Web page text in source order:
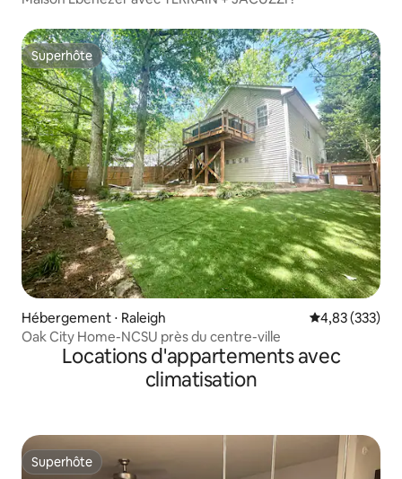
Superhôte
Superhôte
Hébergement ⋅ Raleigh Évaluation
4,83 (333)
Oak City Home-NCSU près du centre-ville
Locations d'appartements avec
climatisation
Superhôte
Superhôte